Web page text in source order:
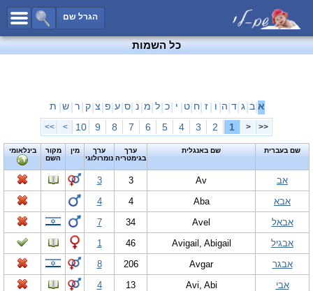
הגרל שם
כל השמות
שמות לבנים
שמות משותפים
שמות נפוצים
שמות נדירים
קטגוריות
מפורסמיםחדש!
נומרולוגיה
הוסף שם
צור קשר
פייסבוק
כל השמות
א ב ג ד ה ו ז ח ט י כ ל מ נ ס ע פ צ ק ר ש ת
<<
<
1
2
3
4
5
6
7
8
9
10
>
>>
שם בעברית שם באנגלית
ערך
בגימטריה
ערך
נומרולוגי
מין
מקור
השם
בינלאומי
אב Av
3
3
אבא
Aba
4
4
אבאל
Avel
34
7
אבגיל
Avigail, Abigail
46
1
אבגר
Avgar
206
8
אבי
Avi, Abi
13
4